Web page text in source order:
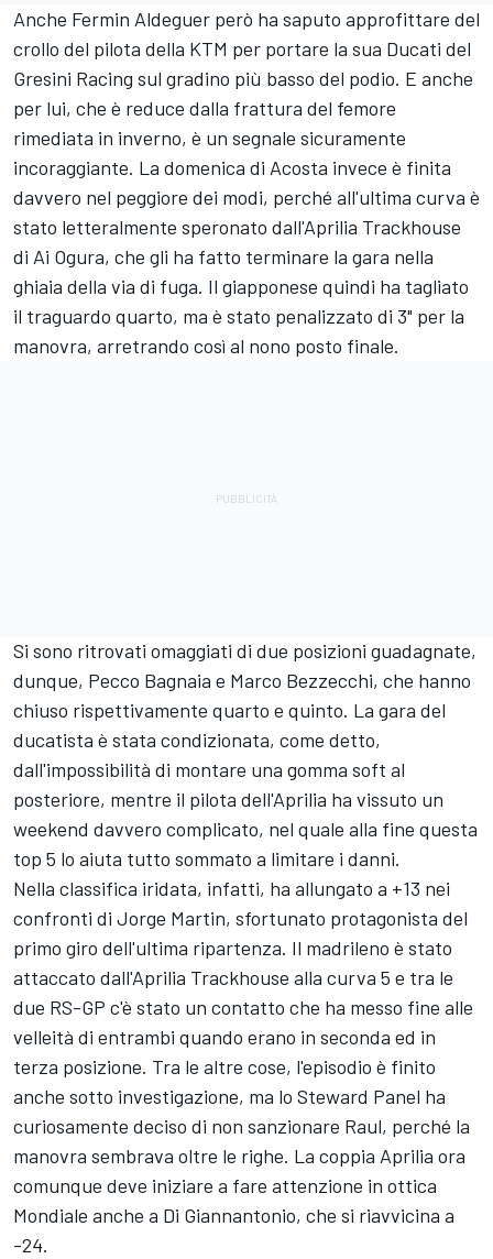
Anche Fermin Aldeguer però ha saputo approfittare del
crollo del pilota della KTM per portare la sua Ducati del
Gresini Racing sul gradino più basso del podio. E anche
per lui, che è reduce dalla frattura del femore
rimediata in inverno, è un segnale sicuramente
incoraggiante. La domenica di Acosta invece è finita
davvero nel peggiore dei modi, perché all'ultima curva è
stato letteralmente speronato dall'Aprilia Trackhouse
di Ai Ogura, che gli ha fatto terminare la gara nella
ghiaia della via di fuga. Il giapponese quindi ha tagliato
il traguardo quarto, ma è stato penalizzato di 3" per la
manovra, arretrando così al nono posto finale.
Si sono ritrovati omaggiati di due posizioni guadagnate,
dunque, Pecco Bagnaia e Marco Bezzecchi, che hanno
chiuso rispettivamente quarto e quinto. La gara del
ducatista è stata condizionata, come detto,
dall'impossibilità di montare una gomma soft al
posteriore, mentre il pilota dell'Aprilia ha vissuto un
weekend davvero complicato, nel quale alla fine questa
top 5 lo aiuta tutto sommato a limitare i danni.
Nella classifica iridata, infatti, ha allungato a +13 nei
confronti di Jorge Martin, sfortunato protagonista del
primo giro dell'ultima ripartenza. Il madrileno è stato
attaccato dall'Aprilia Trackhouse alla curva 5 e tra le
due RS-GP c'è stato un contatto che ha messo fine alle
velleità di entrambi quando erano in seconda ed in
terza posizione. Tra le altre cose, l'episodio è finito
anche sotto investigazione, ma lo Steward Panel ha
curiosamente deciso di non sanzionare Raul, perché la
manovra sembrava oltre le righe. La coppia Aprilia ora
comunque deve iniziare a fare attenzione in ottica
Mondiale anche a Di Giannantonio, che si riavvicina a
-24.